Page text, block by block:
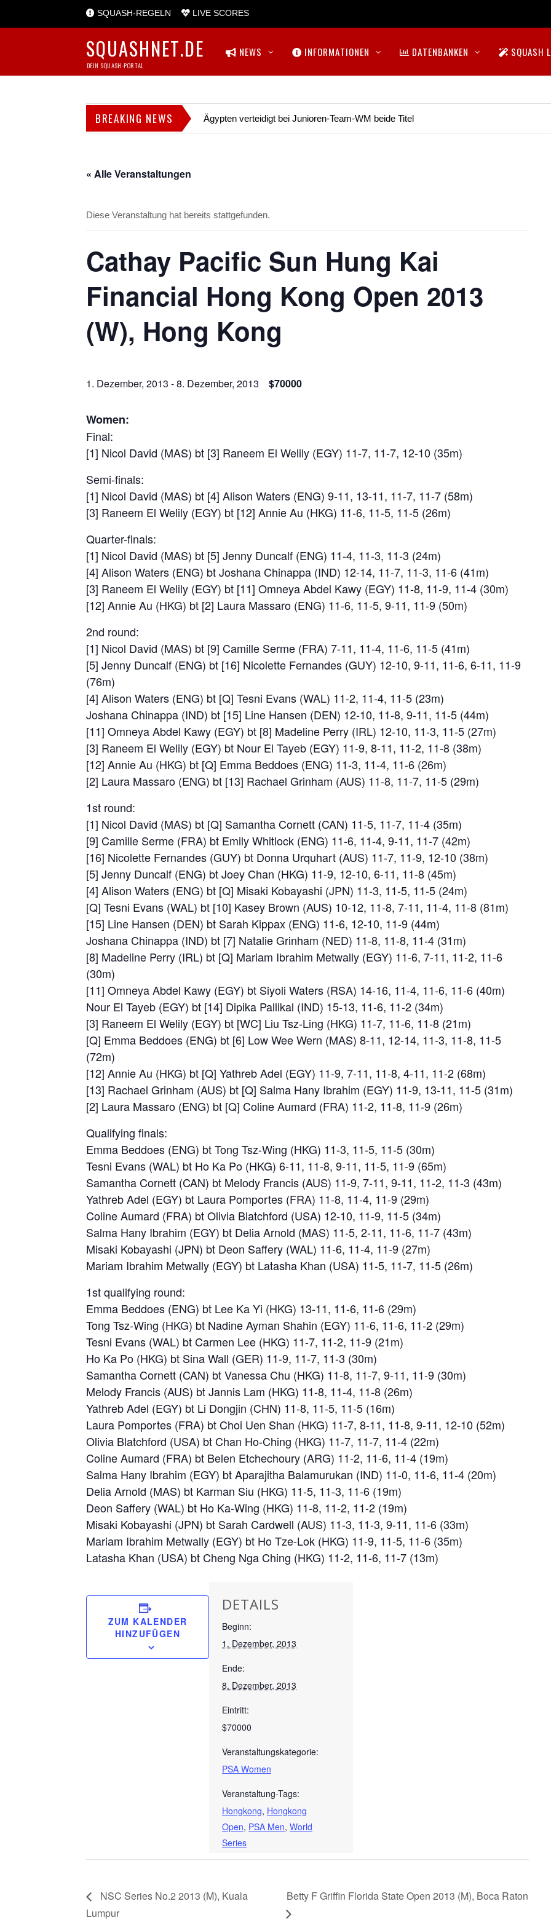
SQUASH-REGELN LIVE SCORES
SQUASHNET.DE
DEIN SQUASH-PORTAL
NEWS INFORMATIONEN DATENBANKEN SQUASH
BREAKING NEWS Ägypten verteidigt bei Junioren-Team-WM beide Titel
« Alle Veranstaltungen
Diese Veranstaltung hat bereits stattgefunden.
Cathay Pacific Sun Hung Kai
Financial Hong Kong Open 2013
(W), Hong Kong
1. Dezember, 2013 -8. Dezember, 2013 $70000
Women:
Final:
[1] Nicol David (MAS) bt [3] Raneem El Welily (EGY) 11-7, 11-7, 12-10 (35m)
Semi-finals:
[1] Nicol David (MAS) bt [4] Alison Waters (ENG) 9-11, 13-11, 11-7, 11-7 (58m)
[3] Raneem El Welily (EGY) bt [12] Annie Au (HKG) 11-6, 11-5, 11-5 (26m)
Quarter-finals:
[1] Nicol David (MAS) bt [5] Jenny Duncalf (ENG) 11-4, 11-3, 11-3 (24m)
[4] Alison Waters (ENG) bt Joshana Chinappa (IND) 12-14, 11-7, 11-3, 11-6 (41m)
[3] Raneem El Welily (EGY) bt [11] Omneya Abdel Kawy (EGY) 11-8, 11-9, 11-4 (30m)
[12] Annie Au (HKG) bt [2] Laura Massaro (ENG) 11-6, 11-5, 9-11, 11-9 (50m)
2nd round:
[1] Nicol David (MAS) bt [9] Camille Serme (FRA) 7-11, 11-4, 11-6, 11-5 (41m)
[5] Jenny Duncalf (ENG) bt [16] Nicolette Fernandes (GUY) 12-10, 9-11, 11-6, 6-11, 11-9
(76m)
[4] Alison Waters (ENG) bt [Q] Tesni Evans (WAL) 11-2, 11-4, 11-5 (23m)
Joshana Chinappa (IND) bt [15] Line Hansen (DEN) 12-10, 11-8, 9-11, 11-5 (44m)
[11] Omneya Abdel Kawy (EGY) bt [8] Madeline Perry (IRL) 12-10, 11-3, 11-5 (27m)
[3] Raneem El Welily (EGY) bt Nour El Tayeb (EGY) 11-9, 8-11, 11-2, 11-8 (38m)
[12] Annie Au (HKG) bt [Q] Emma Beddoes (ENG) 11-3, 11-4, 11-6 (26m)
[2] Laura Massaro (ENG) bt [13] Rachael Grinham (AUS) 11-8, 11-7, 11-5 (29m)
1st round:
[1] Nicol David (MAS) bt [Q] Samantha Cornett (CAN) 11-5, 11-7, 11-4 (35m)
[9] Camille Serme (FRA) bt Emily Whitlock (ENG) 11-6, 11-4, 9-11, 11-7 (42m)
[16] Nicolette Fernandes (GUY) bt Donna Urquhart (AUS) 11-7, 11-9, 12-10 (38m)
[5] Jenny Duncalf (ENG) bt Joey Chan (HKG) 11-9, 12-10, 6-11, 11-8 (45m)
[4] Alison Waters (ENG) bt [Q] Misaki Kobayashi (JPN) 11-3, 11-5, 11-5 (24m)
[Q] Tesni Evans (WAL) bt [10] Kasey Brown (AUS) 10-12, 11-8, 7-11, 11-4, 11-8 (81m)
[15] Line Hansen (DEN) bt Sarah Kippax (ENG) 11-6, 12-10, 11-9 (44m)
Joshana Chinappa (IND) bt [7] Natalie Grinham (NED) 11-8, 11-8, 11-4 (31m)
[8] Madeline Perry (IRL) bt [Q] Mariam Ibrahim Metwally (EGY) 11-6, 7-11, 11-2, 11-6
(30m)
[11] Omneya Abdel Kawy (EGY) bt Siyoli Waters (RSA) 14-16, 11-4, 11-6, 11-6 (40m)
Nour El Tayeb (EGY) bt [14] Dipika Pallikal (IND) 15-13, 11-6, 11-2 (34m)
[3] Raneem El Welily (EGY) bt [WC] Liu Tsz-Ling (HKG) 11-7, 11-6, 11-8 (21m)
[Q] Emma Beddoes (ENG) bt [6] Low Wee Wern (MAS) 8-11, 12-14, 11-3, 11-8, 11-5
(72m)
[12] Annie Au (HKG) bt [Q] Yathreb Adel (EGY) 11-9, 7-11, 11-8, 4-11, 11-2 (68m)
[13] Rachael Grinham (AUS) bt [Q] Salma Hany Ibrahim (EGY) 11-9, 13-11, 11-5 (31m)
[2] Laura Massaro (ENG) bt [Q] Coline Aumard (FRA) 11-2, 11-8, 11-9 (26m)
Qualifying finals:
Emma Beddoes (ENG) bt Tong Tsz-Wing (HKG) 11-3, 11-5, 11-5 (30m)
Tesni Evans (WAL) bt Ho Ka Po (HKG) 6-11, 11-8, 9-11, 11-5, 11-9 (65m)
Samantha Cornett (CAN) bt Melody Francis (AUS) 11-9, 7-11, 9-11, 11-2, 11-3 (43m)
Yathreb Adel (EGY) bt Laura Pomportes (FRA) 11-8, 11-4, 11-9 (29m)
Coline Aumard (FRA) bt Olivia Blatchford (USA) 12-10, 11-9, 11-5 (34m)
Salma Hany Ibrahim (EGY) bt Delia Arnold (MAS) 11-5, 2-11, 11-6, 11-7 (43m)
Misaki Kobayashi (JPN) bt Deon Saffery (WAL) 11-6, 11-4, 11-9 (27m)
Mariam Ibrahim Metwally (EGY) bt Latasha Khan (USA) 11-5, 11-7, 11-5 (26m)
1st qualifying round:
Emma Beddoes (ENG) bt Lee Ka Yi (HKG) 13-11, 11-6, 11-6 (29m)
Tong Tsz-Wing (HKG) bt Nadine Ayman Shahin (EGY) 11-6, 11-6, 11-2 (29m)
Tesni Evans (WAL) bt Carmen Lee (HKG) 11-7, 11-2, 11-9 (21m)
Ho Ka Po (HKG) bt Sina Wall (GER) 11-9, 11-7, 11-3 (30m)
Samantha Cornett (CAN) bt Vanessa Chu (HKG) 11-8, 11-7, 9-11, 11-9 (30m)
Melody Francis (AUS) bt Jannis Lam (HKG) 11-8, 11-4, 11-8 (26m)
Yathreb Adel (EGY) bt Li Dongjin (CHN) 11-8, 11-5, 11-5 (16m)
Laura Pomportes (FRA) bt Choi Uen Shan (HKG) 11-7, 8-11, 11-8, 9-11, 12-10 (52m)
Olivia Blatchford (USA) bt Chan Ho-Ching (HKG) 11-7, 11-7, 11-4 (22m)
Coline Aumard (FRA) bt Belen Etchechoury (ARG) 11-2, 11-6, 11-4 (19m)
Salma Hany Ibrahim (EGY) bt Aparajitha Balamurukan (IND) 11-0, 11-6, 11-4 (20m)
Delia Arnold (MAS) bt Karman Siu (HKG) 11-5, 11-3, 11-6 (19m)
Deon Saffery (WAL) bt Ho Ka-Wing (HKG) 11-8, 11-2, 11-2 (19m)
Misaki Kobayashi (JPN) bt Sarah Cardwell (AUS) 11-3, 11-3, 9-11, 11-6 (33m)
Mariam Ibrahim Metwally (EGY) bt Ho Tze-Lok (HKG) 11-9, 11-5, 11-6 (35m)
Latasha Khan (USA) bt Cheng Nga Ching (HKG) 11-2, 11-6, 11-7 (13m)
ZUM KALENDER
HINZUFÜGEN
DETAILS
Beginn:
1. Dezember, 2013
Ende:
8. Dezember, 2013
Eintritt:
$70000
Veranstaltungskategorie:
PSA Women
Veranstaltung-Tags:
Hongkong, Hongkong
Open, PSA Men, World
Series
NSC Series No.2 2013 (M), Kuala
Lumpur
Betty F Griffin Florida State Open 2013 (M), Boca Raton